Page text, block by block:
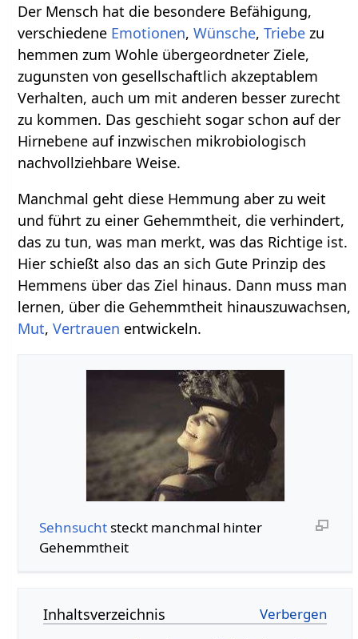
Der Mensch hat die besondere Befähigung,
verschiedene Emotionen,Wünsche,Triebe zu
hemmen zum Wohle übergeordneter Ziele,
zugunsten von gesellschaftlich akzeptablem
Verhalten, auch um mit anderen besser zurecht
zu kommen. Das geschieht sogar schon auf der
Hirnebene auf inzwischen mikrobiologisch
nachvollziehbare Weise.
Manchmal geht diese Hemmung aber zu weit
und führt zu einer Gehemmtheit, die verhindert,
das zu tun, was man merkt, was das Richtige ist.
Hier schießt also das an sich Gute Prinzip des
Hemmens über das Ziel hinaus. Dann muss man
lernen, über die Gehemmtheit hinauszuwachsen,
Mut,Vertrauen entwickeln.
Sehnsuchtsteckt manchmal hinter
Gehemmtheit
Inhaltsverzeichnis